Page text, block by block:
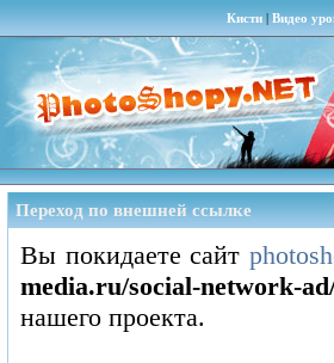
Кисти| Видео
Переход по внешней ссылке
Вы покидаете сайт
media.ru/social-network-
нашего проекта.